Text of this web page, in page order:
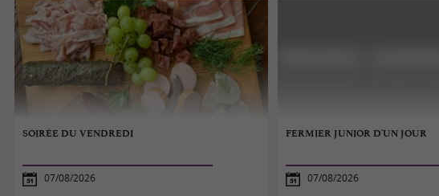
SOIRÉE DU VENDREDI
07/08/2026
FERMIER JUNIOR D'UN JOUR
07/08/2026